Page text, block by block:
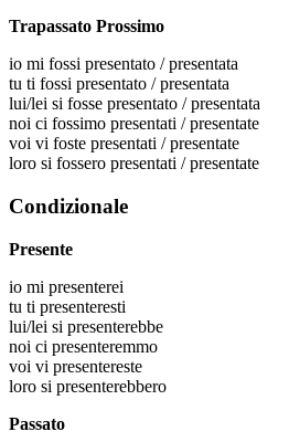
Trapassato Prossimo
io mi fossi presentato / presentata
tu ti fossi presentato / presentata
lui/lei si fosse presentato / presentata
noi ci fossimo presentati / presentate
voi vi foste presentati / presentate
loro si fossero presentati / presentate
Condizionale
Presente
io mi presenterei
tu ti presenteresti
lui/lei si presenterebbe
noi ci presenteremmo
voi vi presentereste
loro si presenterebbero
Passato